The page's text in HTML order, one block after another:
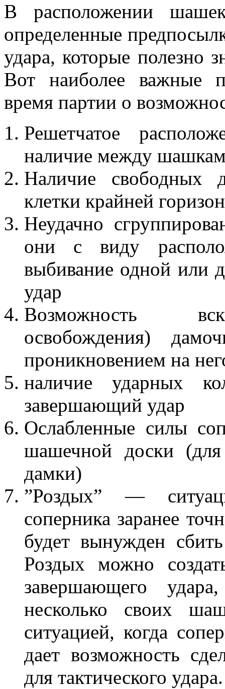
В расположении
определенные
удара, которые полезно
Вот наиболее важные
время партии о
Решетчатое
наличие между
Наличие свободных
клетки крайней
Неудачно
они с виду
выбивание одной или
удар
Возможность
освобождения)
проникновением на
наличие ударных
завершающий удар
Ослабленные силы
шашечной доски
дамки)
”Роздых” —
соперника заранее
будет вынужден
Роздых можно
завершающего
несколько своих
ситуацией, когда
дает возможность
для тактического удара.